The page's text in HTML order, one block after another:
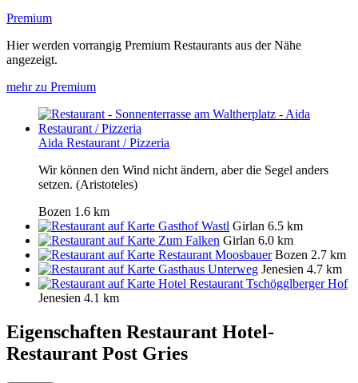
Premium
Hier werden vorrangig Premium Restaurants aus der Nähe
angezeigt.
mehr zu Premium
Aida Restaurant / Pizzeria
Wir können den Wind nicht ändern, aber die Segel anders
setzen. (Aristoteles)
Bozen 1.6 km
Gasthof Wastl Girlan 6.5 km
Zum Falken Girlan 6.0 km
Restaurant Moosbauer Bozen 2.7 km
Gasthaus Unterweg Jenesien 4.7 km
Hotel Restaurant Tschögglberger Hof
Jenesien 4.1 km
Eigenschaften Restaurant Hotel-
Restaurant Post Gries